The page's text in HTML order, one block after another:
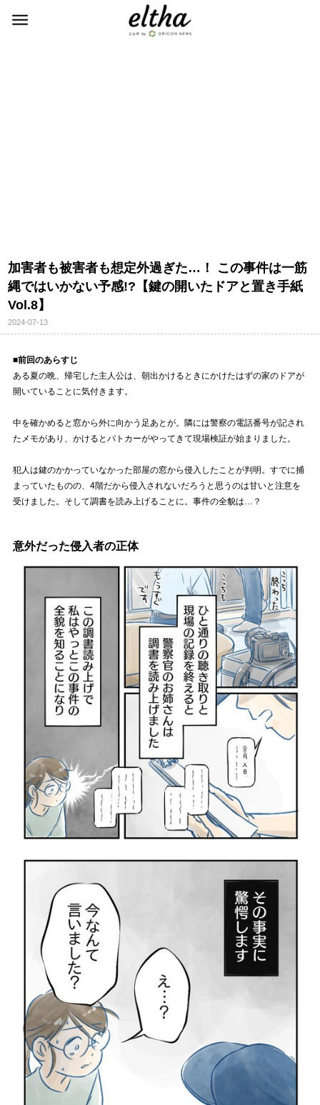
加害者も被害者も想定外過ぎた…！ この事件は一筋
縄ではいかない予感!?【鍵の開いたドアと置き手紙
Vol.8】
2024-07-13
■前回のあらすじ
ある夏の晩、帰宅した主人公は、朝出かけるときにかけたはずの家のドアが
開いていることに気付きます。
中を確かめると窓から外に向かう足あとが。隣には警察の電話番号が記され
たメモがあり、かけるとパトカーがやってきて現場検証が始まりました。
犯人は鍵のかかっていなかった部屋の窓から侵入したことが判明。すでに捕
まっていたものの、4階だから侵入されないだろうと思うのは甘いと注意を
受けました。そして調書を読み上げることに。事件の全貌は…？
意外だった侵入者の正体